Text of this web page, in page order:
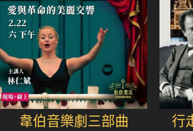
韋伯音樂劇三部曲
行